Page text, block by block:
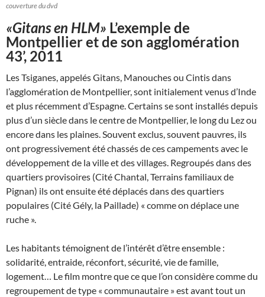
couverture du dvd
«Gitans en HLM» L’exemple de
Montpellier et de son agglomération
43’, 2011
Les Tsiganes, appelés Gitans, Manouches ou Cintis dans
l’agglomération de Montpellier, sont initialement venus d’Inde
et plus récemment d’Espagne. Certains se sont installés depuis
plus d’un siècle dans le centre de Montpellier, le long du Lez ou
encore dans les plaines. Souvent exclus, souvent pauvres, ils
ont progressivement été chassés de ces campements avec le
développement de la ville et des villages. Regroupés dans des
quartiers provisoires (Cité Chantal, Terrains familiaux de
Pignan) ils ont ensuite été déplacés dans des quartiers
populaires (Cité Gély, la Paillade) « comme on déplace une
ruche ».
Les habitants témoignent de l’intérêt d’être ensemble :
solidarité, entraide, réconfort, sécurité, vie de famille,
logement… Le film montre que ce que l’on considère comme du
regroupement de type « communautaire » est avant tout un